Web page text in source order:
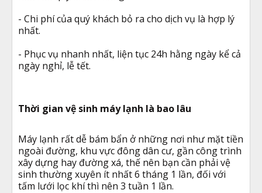
- Chi phí của quý khách bỏ ra cho dịch vụ là hợp lý
nhất.
- Phục vụ nhanh nhất, liện tục 24h hằng ngày kể cả
ngày nghỉ, lễ tết.
Thời gian vệ sinh máy lạnh là bao lâu
Máy lạnh rất dễ bám bẩn ở những nơi như mặt tiền
ngoài đường, khu vực đông dân cư, gần công trình
xây dựng hay đường xá, thế nên bạn cần phải vệ
sinh thường xuyên ít nhất 6 tháng 1 lần, đối với
tấm lưới lọc khí thì nên 3 tuần 1 lần.